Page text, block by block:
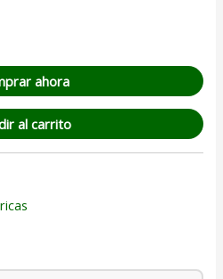
ahora
al carrito